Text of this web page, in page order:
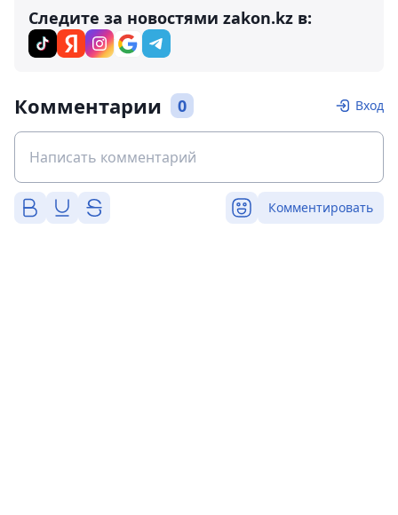
Следите за новостями zakon.kz в:
Комментарии 0 Вход
Комментировать